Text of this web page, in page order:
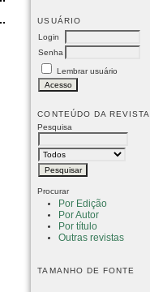
USUÁRIO
Login
Senha
Lembrar usuário
CONTEÚDO DA REVISTA
Pesquisa
Procurar
Por Edição
Por Autor
Por título
Outras revistas
TAMANHO DE FONTE